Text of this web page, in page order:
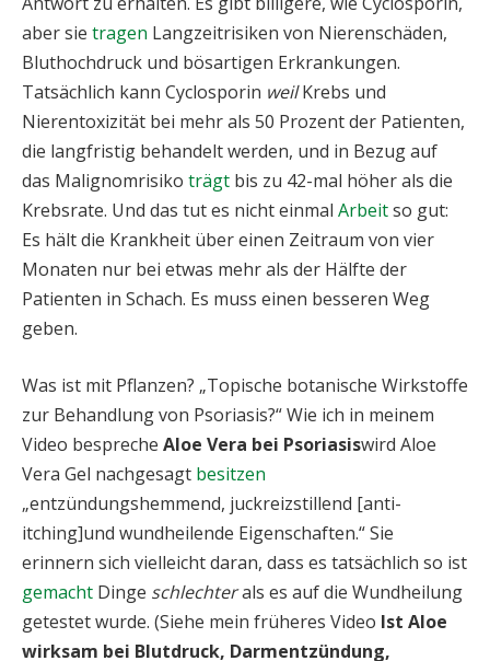
aber sie tragen Langzeitrisiken von Nierenschäden,
Bluthochdruck und bösartigen Erkrankungen.
Tatsächlich kann Cyclosporin weilKrebs und
Nierentoxizität bei mehr als 50 Prozent der Patienten,
die langfristig behandelt werden, und in Bezug auf
das Malignomrisiko trägt bis zu 42-mal höher als die
Krebsrate. Und das tut es nicht einmal Arbeitso gut:
Es hält die Krankheit über einen Zeitraum von vier
Monaten nur bei etwas mehr als der Hälfte der
Patienten in Schach. Es muss einen besseren Weg
geben.
Was ist mit Pflanzen? „Topische botanische Wirkstoffe
zur Behandlung von Psoriasis?“ Wie ich in meinem
Video bespreche Aloe Vera bei Psoriasiswird Aloe
Vera Gel nachgesagt besitzen
„entzündungshemmend, juckreizstillend [anti-
itching]und wundheilende Eigenschaften.“ Sie
erinnern sich vielleicht daran, dass es tatsächlich so ist
gemacht Dinge schlechterals es auf die Wundheilung
getestet wurde. (Siehe mein früheres Video Ist Aloe
wirksam bei Blutdruck, Darmentzündung,